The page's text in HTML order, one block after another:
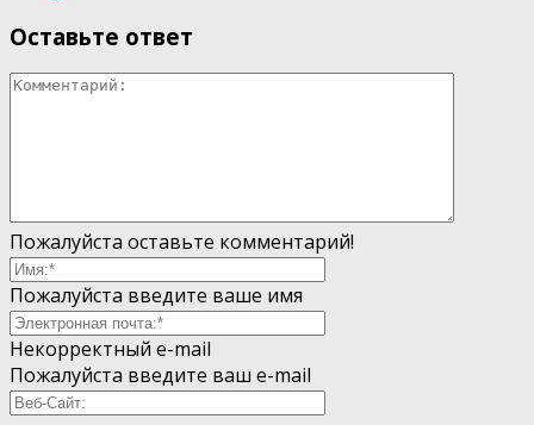
Оставьте ответ
Пожалуйста оставьте комментарий!
Пожалуйста введите ваше имя
Некорректный e-mail
Пожалуйста введите ваш e-mail